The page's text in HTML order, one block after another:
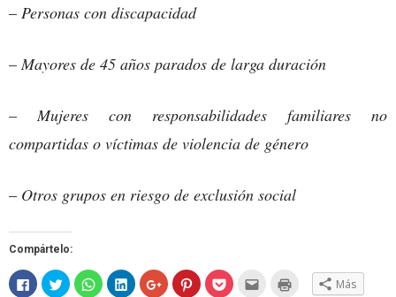
– Personas con discapacidad
– Mayores de 45 años parados de larga duración
– Mujeres con responsabilidades familiares no
compartidas o víctimas de violencia de género
– Otros grupos en riesgo de exclusión social
Compártelo:
Haz
clic
Haz
clic
Haz
clic
Haz
clic
Haz
clic
Haz
clic
Haz
clic
Hac Más